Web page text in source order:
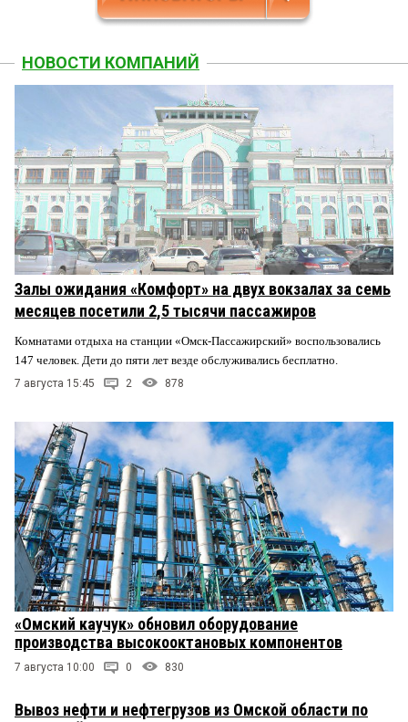
НОВОСТИ КОМПАНИЙ
Залы ожидания «Комфорт» на двух вокзалах за семь
месяцев посетили 2,5 тысячи пассажиров
Комнатами отдыха на станции «Омск-Пассажирский» воспользовались
147 человек. Дети до пяти лет везде обслуживались бесплатно.
7 августа 15:45 2 878
«Омский каучук» обновил оборудование
производства высокооктановых компонентов
7 августа 10:00 0 830
Вывоз нефти и нефтегрузов из Омской области по